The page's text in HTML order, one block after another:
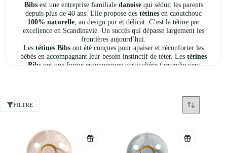
Bibsest une entreprise familiale danoisequi séduit les parents
depuis plus de 40 ans. Elle propose des tétines en caoutchouc
100% naturelle , au design pur et délicat. C’est la tétine par
excellence en Scandinavie. Un succès qui dépasse largement les
frontières aujourd’hui.
Les tétines Bibs ont été conçues pour apaiser et réconforter les
bébés en accompagnant leur besoin instinctif de téter. Les tétines
Bibsont une forme ergonomique particulière (arrondie vers
Bibspropose également un joli nuancier pour que vous puissiez
vous amuser à assortir la tétine de votre enfant à sa tenue du jour.
nuage, Bleu, Rose poudré, Menthe …
FILTRE